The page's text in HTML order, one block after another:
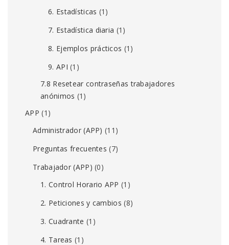
6. Estadísticas (1)
7. Estadística diaria (1)
8. Ejemplos prácticos (1)
9. API (1)
7.8 Resetear contraseñas trabajadores
anónimos (1)
APP (1)
Administrador (APP) (11)
Preguntas frecuentes (7)
Trabajador (APP) (0)
1. Control Horario APP (1)
2. Peticiones y cambios (8)
3. Cuadrante (1)
4. Tareas (1)